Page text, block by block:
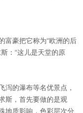
豪把它称为“欧洲的后
：“这儿是天堂的原
的瀑布等名优景点，
斯，首先要做的是观
地质影响，色彩层次分